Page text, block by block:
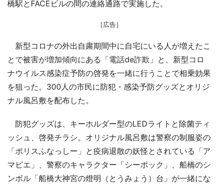
橋駅とFACEビルの間の連絡通路で実施した。
［広告］
新型コロナの外出自粛期間中に自宅にいる人が増えたこ
とで被害が増加傾向にある「電話de詐欺」と、新型コロ
ナウイルス感染症予防の啓発を一緒に行うことで相乗効果
を狙った。300人の市民に防犯・感染予防グッズとオリジ
ナル風呂敷を配布した。
防犯グッズは、キーホルダー型のLEDライトと除菌ティ
ッシュ、啓発チラシ。オリジナル風呂敷は警察の制服姿の
「ポリスふなっしー」と疫病退散の妖怪とされている「ア
マビエ」、警察のキャラクター「シーポック」、船橋のシ
ンボル「船橋大神宮の燈明（とうみょう）台」が一緒にな